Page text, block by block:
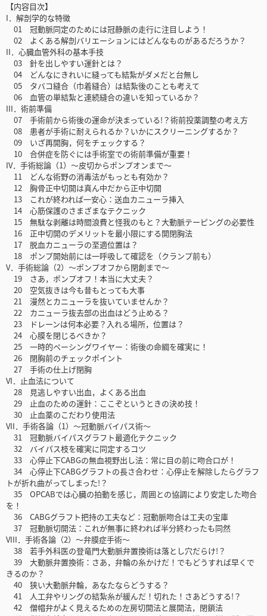
【内容目次】
I．解剖学的な特徴
01 冠動脈同定のためには冠静脈の走行に注目しよう！
02 よくある解剖バリエーションにはどんなものがあるだろうか？
II．心臓血管外科の基本手技
03 針を出しやすい運針とは？
04 どんなにきれいに縫っても結紮がダメだと台無し
05 タバコ縫合（巾着縫合）は結紮後のことも考えて
06 血管の単結紮と連続縫合の違いを知っているか？
III．術前準備
07 手術前から術後の運命が決まっている!？術前投薬調整の考え方
08 患者が手術に耐えられるか？いかにスクリーニングするか？
09 いざ再開胸，何をチェックする？
10 合併症を防ぐには手術室での術前準備が重要！
IV．手術総論（1）～皮切からポンプオンまで～
11 どんな術野の消毒法がもっとも有効か？
12 胸骨正中切開は真ん中だから正中切開
13 これが終われば一安心：送血カニューラ挿入
14 心筋保護のさまざまなテクニック
15 無駄な剥離は時間浪費と怪我のもと？大動脈テーピングの必要性
16 正中切開のデメリットを最小限にする開閉胸法
17 脱血カニューラの至適位置は？
18 ポンプ開始前には一呼吸して確認を（クランプ前も）
V．手術総論（2）～ポンプオフから閉創まで～
19 さあ，ポンプオフ！本当に大丈夫？
20 空気抜きは今も昔もとっても大事
21 漫然とカニューラを抜いていませんか？
22 カニューラ抜去部の出血はどう止める？
23 ドレーンは何本必要？入れる場所，位置は？
24 心膜を閉じるべきか？
25 一時的ペーシングワイヤー：術後の命綱を確実に！
26 閉胸前のチェックポイント
27 手術の仕上げ閉胸
VI．止血法について
28 見逃しやすい出血，よくある出血
29 止血のための運針：ここぞというときの決め技！
30 止血薬のこだわり使用法
VII．手術各論（1）～冠動脈バイパス術～
31 冠動脈バイパスグラフト最適化テクニック
32 バイパス枝を確実に同定するコツ
33 心停止下CABGの無血視野出し法：常に目の前に吻合口が！
34 心停止下CABGグラフトの長さ合わせ：心停止を解除したらグラフ
トが折れ曲がってしまった!？
35 OPCABでは心臓の拍動を感じ，周囲との協調により安定した吻合
を！
36 CABGグラフト把持の工夫など：冠動脈吻合は工夫の宝庫
37 冠動脈切開法：これが無事に終われば半分終わったも同然
VIII．手術各論（2）～弁膜症手術～
38 若手外科医の登竜門大動脈弁置換術は落とし穴だらけ!？
39 大動脈弁置換術：さあ，弁輪の糸かけだ！でもどうすれば早くで
きるのか？
40 狭い大動脈弁輪，あなたならどうする？
41 人工弁やリングの結紮糸が緩んだ！切れた！さあどうする!？
42 僧帽弁がよく見えるための左房切開法と展開法，閉鎖法